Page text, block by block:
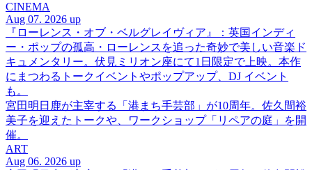
CINEMA
Aug 07. 2026 up
『ローレンス・オブ・ベルグレイヴィア』：英国インディ
ー・ポップの孤高・ローレンスを追った奇妙で美しい音楽ド
キュメンタリー。伏見ミリオン座にて1日限定で上映。本作
にまつわるトークイベントやポップアップ、DJ イベント
も。
宮田明日鹿が主宰する「港まち手芸部」が10周年。佐久間裕
美子を迎えたトークや、ワークショップ「リペアの庭」を開
催。
ART
Aug 06. 2026 up